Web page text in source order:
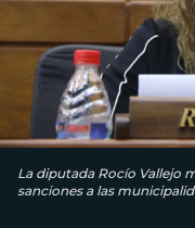
La diputada Rocío Vallejo
sanciones a las